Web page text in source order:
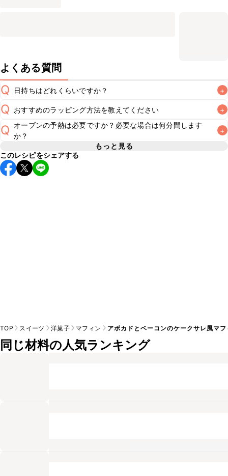
よくある質問
Q 日持ちはどれくらいですか？ +
A
保存期間は冷蔵で当日中が目安です。なるべくお早めにお召
し上がりください。
こちらの注意事項をご確認の上、正し
Q おすすめのラッピング方法を教えてください +
こちら
ピング方法をお試しください。なお、要冷蔵のスイーツのた
め、お持ち運びの際は保冷剤をつけることをおすすめいたし
ます。
Q オーブンの予熱は必要ですか？必要な場合は何分間します
か？
+
A
レシピでは180℃に予熱したオーブンで焼き上げています。
オーブンに予熱機能がある場合はそちらを使用してくださ
い。予熱機能がない場合はレシピの温度に設定し、10分程空
もっと見る
このレシピをシェアする
TOP スイーツ 洋菓子 マフィン アボカドとベーコンのケークサレ風マフ
同じ材料の人気ランキング